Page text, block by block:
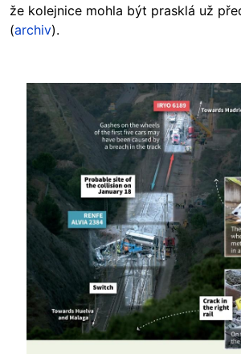
že kolejnice mohla být prasklá už
(archiv).
Image